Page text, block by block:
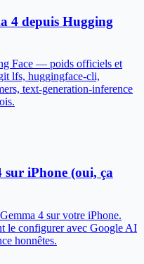
4 depuis Hugging
Face — poids officiels et
lfs, huggingface-cli,
text-generation-inference
sur iPhone (oui, ça
4 sur votre iPhone.
le configurer avec Google AI
honnêtes.